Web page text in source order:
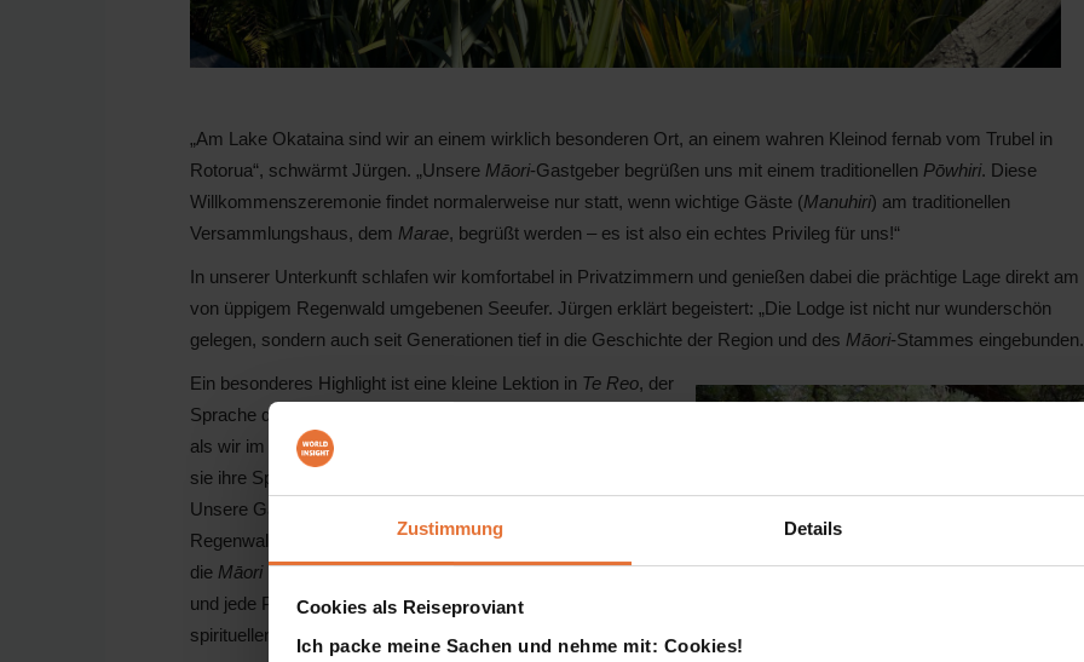
Zustimmung Details
Cookies als Reiseproviant
Ich packe meine Sachen und nehme mit: Cookies!
„Am Lake Okataina sind wir an einem wirklich besonderen Ort, an einem wahren Kleinod fernab vom Trubel in
Rotorua“, schwärmt Jürgen. „Unsere Māori-Gastgeber begrüßen uns mit einem traditionellen Pōwhiri. Diese
Willkommenszeremonie findet normalerweise nur statt, wenn wichtige Gäste (Manuhiri) am traditionellen
Versammlungshaus, dem Marae, begrüßt werden – es ist also ein echtes Privileg für uns!“
In unserer Unterkunft schlafen wir komfortabel in Privatzimmern und genießen dabei die prächtige Lage direkt am
von üppigem Regenwald umgebenen Seeufer. Jürgen erklärt begeistert: „Die Lodge ist nicht nur wunderschön
gelegen, sondern auch seit Generationen tief in die Geschichte der Region und des Māori-Stammes
Ein besonderes Highlight ist eine kleine Lektion in Te Reo, der
Sprache der
als wir im Westen. Es ist faszinierend zu sehen, wie intensiv
sie ihre Sprache und Traditionen pflegen“, erzählt Jürgen.
Unsere Gastgeber führen uns durch den ursprünglichen
Regenwald und erzählen uns dabei mehr über
die Māoriihre Heimat und ihr Mutterland nennen. „Jeder Baum
und jede Pflanze hat eine Bedeutung, welche tief im
spirituellen Glauben verwurzelt ist“, weiß Jürgen.